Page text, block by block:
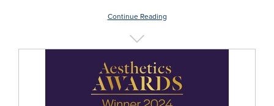
Continue Reading